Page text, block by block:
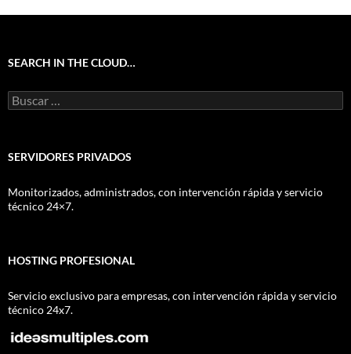
SEARCH IN THE CLOUD…
Buscar:
SERVIDORES PRIVADOS
Monitorizados, administrados, con intervención rápida y servicio
técnico 24×7.
HOSTING PROFESIONAL
Servicio exclusivo para empresas, con intervención rápida y servicio
técnico 24x7.